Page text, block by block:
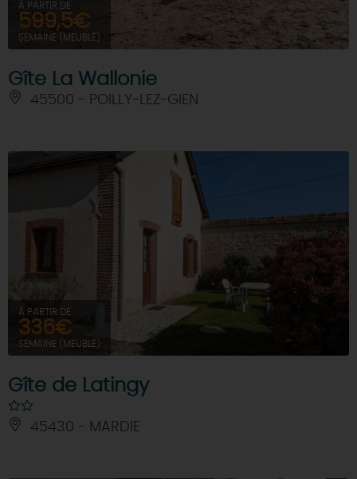
À PARTIR DE
599,5€
SEMAINE (MEUBLÉ)
Gîte La Wallonie
45500 - POILLY-LEZ-GIEN
À PARTIR DE
336€
SEMAINE (MEUBLÉ)
Gîte de Latingy
45430 - MARDIE